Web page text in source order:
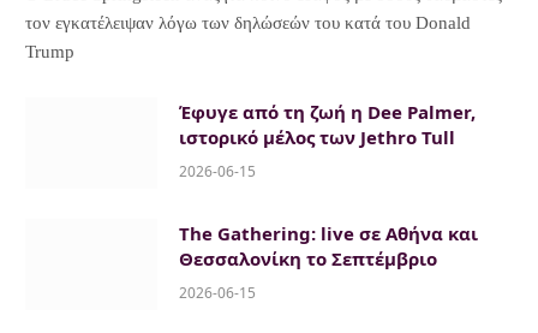
τον εγκατέλειψαν λόγω των δηλώσεών του κατά του Donald
Trump
Έφυγε από τη ζωή η Dee Palmer,
ιστορικό μέλος των Jethro Tull
2026-06-15
The Gathering: live σε Αθήνα και
Θεσσαλονίκη το Σεπτέμβριο
2026-06-15